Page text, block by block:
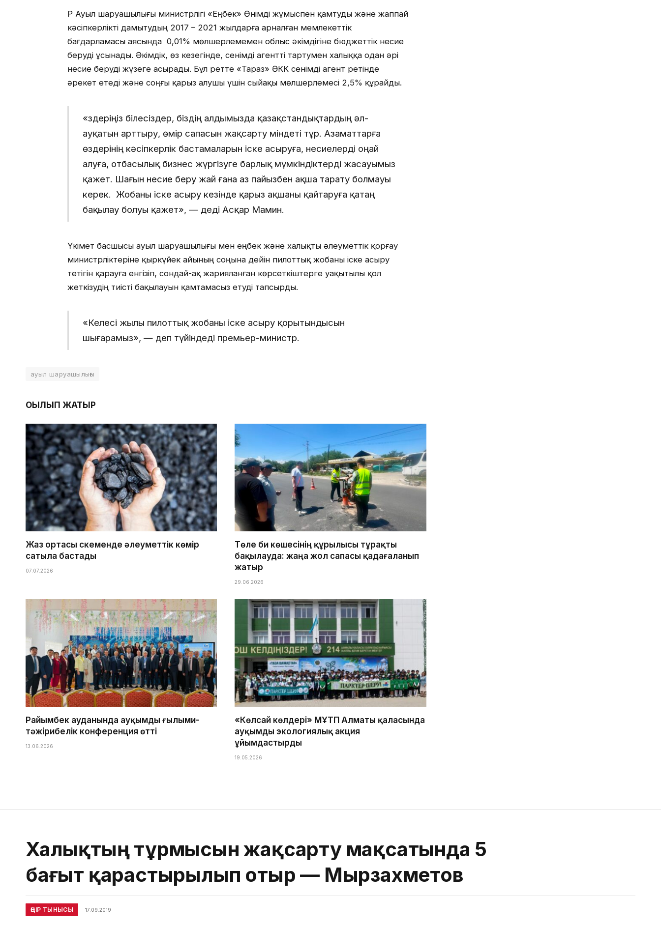
ҚР Ауыл шаруашылығы министрлігі «Еңбек» Өнімді жұмыспен қамтуды және жаппай
кәсіпкерлікті дамытудың 2017 – 2021 жылдарға арналған мемлекеттік
бағдарламасы аясында 0,01% мөлшерлемемен облыс әкімдігіне бюджеттік несие
беруді ұсынады. Әкімдік, өз кезегінде, сенімді агентті тартумен халыққа одан әрі
несие беруді жүзеге асырады. Бұл ретте «Тараз» ӘКК сенімді агент ретінде
әрекет етеді және соңғы қарыз алушы үшін сыйақы мөлшерлемесі 2,5% құрайды.
«Өздеріңіз білесіздер, біздің алдымызда қазақстандықтардың әл-
ауқатын арттыру, өмір сапасын жақсарту міндеті тұр. Азаматтарға
өздерінің кәсіпкерлік бастамаларын іске асыруға, несиелерді оңай
алуға, отбасылық бизнес жүргізуге барлық мүмкіндіктерді жасауымыз
қажет. Шағын несие беру жай ғана аз пайызбен ақша тарату болмауы
керек. Жобаны іске асыру кезінде қарыз ақшаны қайтаруға қатаң
бақылау болуы қажет», — деді Асқар Мамин.
Үкімет басшысы ауыл шаруашылығы мен еңбек және халықты әлеуметтік қорғау
министрліктеріне қыркүйек айының соңына дейін пилоттық жобаны іске асыру
тетігін қарауға енгізіп, сондай-ақ жарияланған көрсеткіштерге уақытылы қол
жеткізудің тиісті бақылауын қамтамасыз етуді тапсырды.
«Келесі жылы пилоттық жобаны іске асыру қорытындысын
шығарамыз», — деп түйіндеді премьер-министр.
ауыл шаруашылығы
ОҚЫЛЫП ЖАТЫР
Жаз ортасы Өскеменде әлеуметтік көмір
сатыла бастады
07.07.2026
Төле би көшесінің құрылысы тұрақты
бақылауда: жаңа жол сапасы қадағаланып
жатыр
29.06.2026
Райымбек ауданында ауқымды ғылыми-
тәжірибелік конференция өтті
13.06.2026
«Көлсай көлдері» МҰТП Алматы қаласында
ауқымды экологиялық акция
ұйымдастырды
19.05.2026
Халықтың тұрмысын жақсарту мақсатында 5
бағыт қарастырылып отыр — Мырзахметов
ӨҢІР ТЫНЫСЫ 17.09.2019